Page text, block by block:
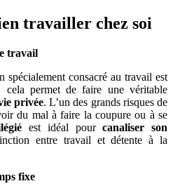
travailler chez soi
travail
consacré au travail est
cela permet de faire une véritable
privée. L’un des grands risques de
du mal à faire la coupure ou à se
est idéal pourcanaliser son
entre travail et détente à la
fixe